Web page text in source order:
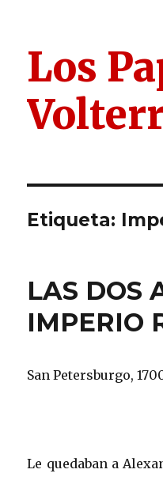
Los
Etiqueta:
LAS DOS
IMPERIO
San Petersburgo,
Le quedaban a